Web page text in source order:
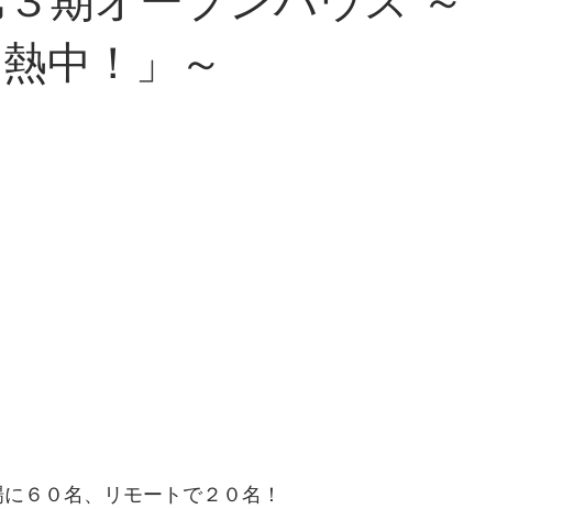
中！」～
参加者は会場に６０名、リモートで２０名！